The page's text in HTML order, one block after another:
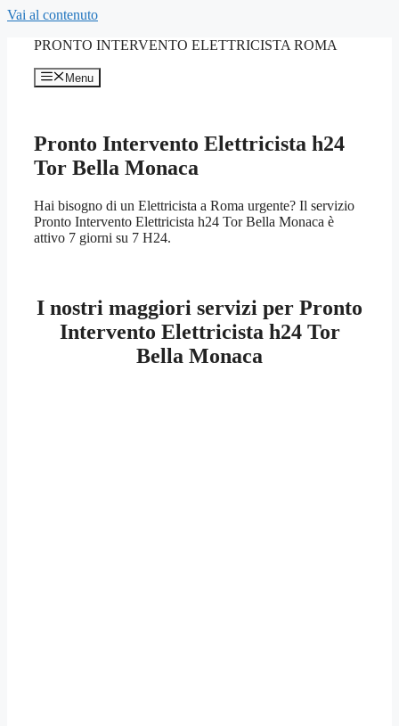
Vai al contenuto
PRONTO INTERVENTO ELETTRICISTA ROMA
Menu
Pronto Intervento Elettricista h24
Tor Bella Monaca
Hai bisogno di un Elettricista a Roma urgente? Il servizio
Pronto Intervento Elettricista h24 Tor Bella Monaca è
attivo 7 giorni su 7 H24.
I nostri maggiori servizi per Pronto
Intervento Elettricista h24 Tor
Bella Monaca